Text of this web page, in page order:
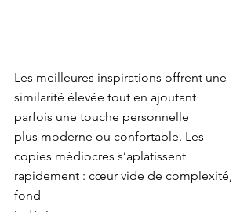
Les meilleures inspirations offrent une
similarité élevée tout en ajoutant
parfois une touche personnelle
plus moderne ou confortable. Les
copies médiocres s’aplatissent
rapidement : cœur vide de complexité,
fond